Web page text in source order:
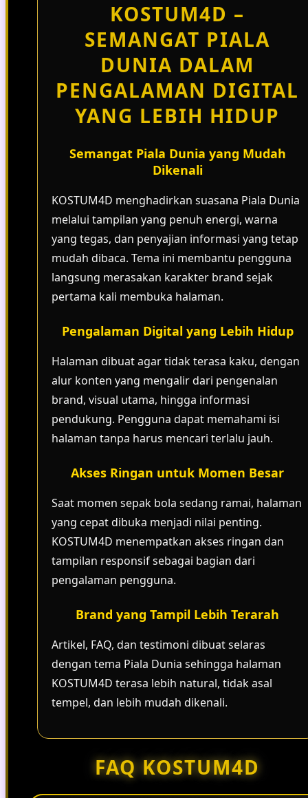
KOSTUM4D –
SEMANGAT PIALA
DUNIA DALAM
PENGALAMAN DIGITAL
YANG LEBIH HIDUP
Semangat Piala Dunia yang Mudah
Dikenali
KOSTUM4D menghadirkan suasana Piala Dunia
melalui tampilan yang penuh energi, warna
yang tegas, dan penyajian informasi yang tetap
mudah dibaca. Tema ini membantu pengguna
langsung merasakan karakter brand sejak
pertama kali membuka halaman.
Pengalaman Digital yang Lebih Hidup
Halaman dibuat agar tidak terasa kaku, dengan
alur konten yang mengalir dari pengenalan
brand, visual utama, hingga informasi
pendukung. Pengguna dapat memahami isi
halaman tanpa harus mencari terlalu jauh.
Akses Ringan untuk Momen Besar
Saat momen sepak bola sedang ramai, halaman
yang cepat dibuka menjadi nilai penting.
KOSTUM4D menempatkan akses ringan dan
tampilan responsif sebagai bagian dari
pengalaman pengguna.
Brand yang Tampil Lebih Terarah
Artikel, FAQ, dan testimoni dibuat selaras
dengan tema Piala Dunia sehingga halaman
KOSTUM4D terasa lebih natural, tidak asal
tempel, dan lebih mudah dikenali.
FAQ KOSTUM4D